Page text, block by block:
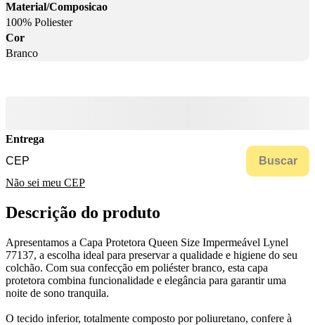
Material/Composicao
100% Poliester
Cor
Branco
Entrega
Buscar
Não sei meu CEP
Descrição do produto
Apresentamos a Capa Protetora Queen Size Impermeável Lynel
77137, a escolha ideal para preservar a qualidade e higiene do seu
colchão. Com sua confecção em poliéster branco, esta capa
protetora combina funcionalidade e elegância para garantir uma
noite de sono tranquila.
O tecido inferior, totalmente composto por poliuretano, confere à